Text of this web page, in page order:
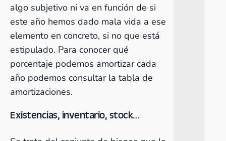
algo subjetivo ni va en función de si
este año hemos dado mala vida a ese
elemento en concreto, si no que está
estipulado. Para conocer qué
porcentaje podemos amortizar cada
año podemos consultar la tabla de
amortizaciones.
Existencias, inventario, stock…